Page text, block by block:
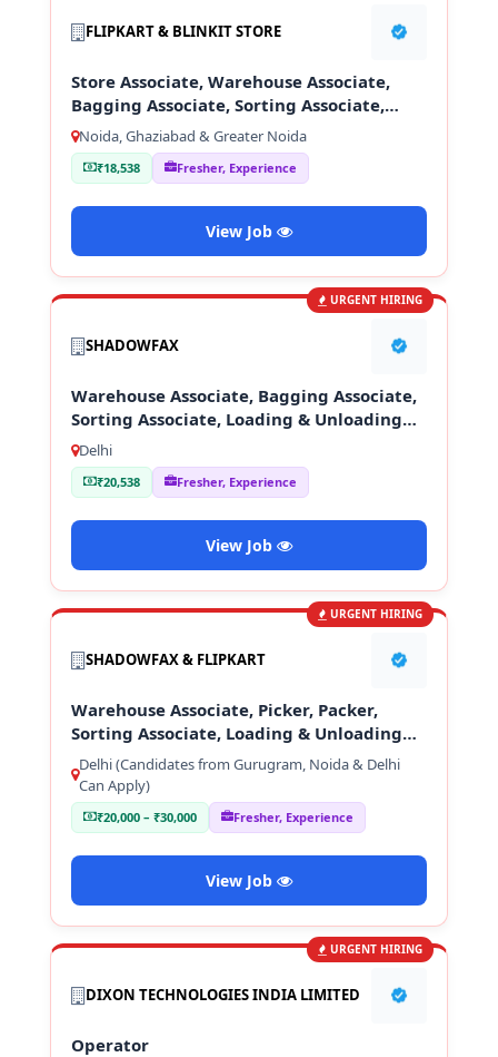
FLIPKART & BLINKIT STORE
Store Associate, Warehouse Associate,
Bagging Associate, Sorting Associate,
Loading & Unloading Staff
Noida, Ghaziabad & Greater Noida
₹18,538 Fresher, Experience
View Job
URGENT HIRING
SHADOWFAX
Warehouse Associate, Bagging Associate,
Sorting Associate, Loading & Unloading
Staff
Delhi
₹20,538 Fresher, Experience
View Job
URGENT HIRING
SHADOWFAX & FLIPKART
Warehouse Associate, Picker, Packer,
Sorting Associate, Loading & Unloading
Staff
Delhi (Candidates from Gurugram, Noida & Delhi
Can Apply)
₹20,000 – ₹30,000 Fresher, Experience
View Job
URGENT HIRING
DIXON TECHNOLOGIES INDIA LIMITED
Operator